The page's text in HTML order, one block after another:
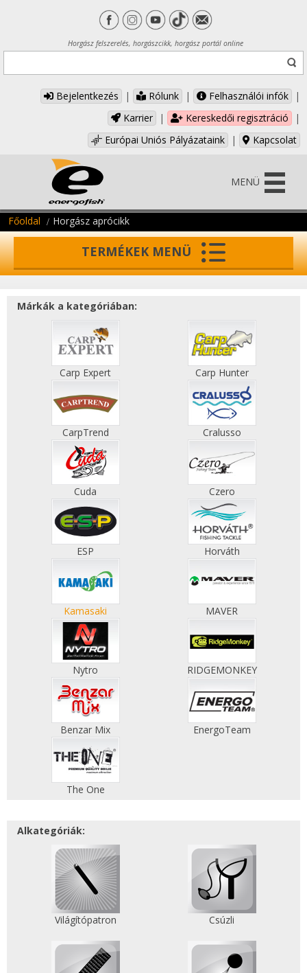
Horgász felszerelés, horgászcikk, horgász portál online
Bejelentkezés | Rólunk | Felhasználói infók
|
Karrier
| Kereskedői regisztráció
|
Európai Uniós Pályázataink
| Kapcsolat
MENÜ
Főoldal Horgász aprócikk
TERMÉKEK MENÜ
Márkák a kategóriában:
Carp Expert Carp Hunter
CarpTrend Cralusso
Cuda Czero
ESP Horváth
Kamasaki MAVER
Nytro RIDGEMONKEY
Benzar Mix EnergoTeam
The One
Alkategóriák:
Világítópatron Csúzli